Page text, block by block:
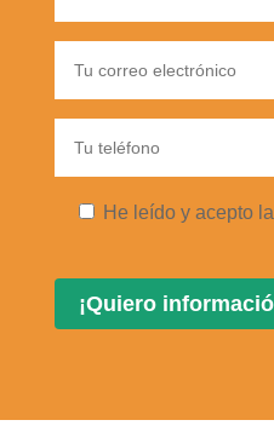
He leído y acepto la